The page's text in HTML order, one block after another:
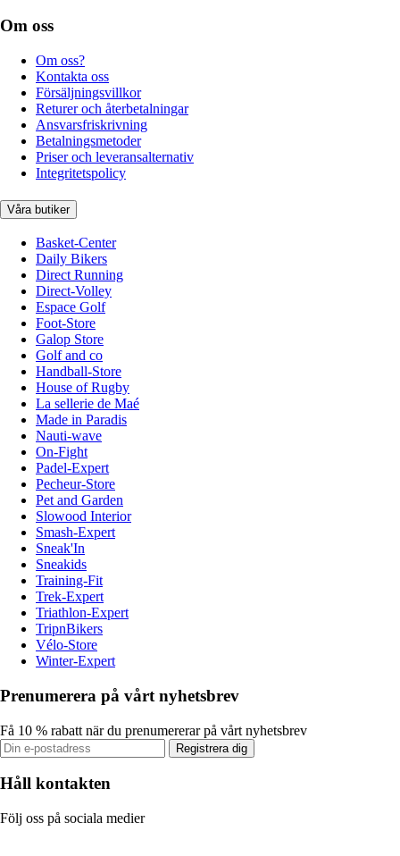
Om oss
Om oss?
Kontakta oss
Försäljningsvillkor
Returer och återbetalningar
Ansvarsfriskrivning
Betalningsmetoder
Priser och leveransalternativ
Integritetspolicy
Våra butiker
Basket-Center
Daily Bikers
Direct Running
Direct-Volley
Espace Golf
Foot-Store
Galop Store
Golf and co
Handball-Store
House of Rugby
La sellerie de Maé
Made in Paradis
Nauti-wave
On-Fight
Padel-Expert
Pecheur-Store
Pet and Garden
Slowood Interior
Smash-Expert
Sneak'In
Sneakids
Training-Fit
Trek-Expert
Triathlon-Expert
TripnBikers
Vélo-Store
Winter-Expert
Prenumerera på vårt nyhetsbrev
Få 10 % rabatt när du prenumererar på vårt nyhetsbrev
Registrera dig
Håll kontakten
Följ oss på sociala medier